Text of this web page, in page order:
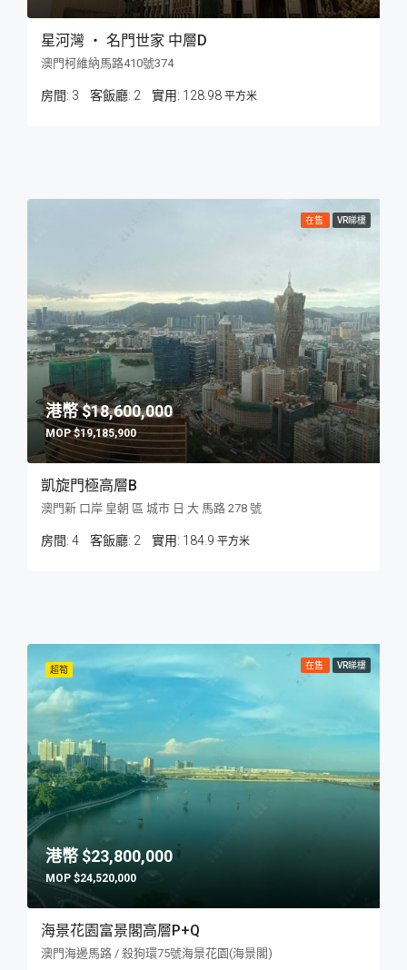
星河灣 ‧ 名門世家 中層D
澳門柯維納馬路410號374
房間: 3 客飯廳: 2 128.98 平方米
在售 VR睇樓
$18,600,000
$19,185,900
凱旋門極高層B
澳門新 口岸 皇朝 區 城市 日 大 馬路 278 號
房間: 4 客飯廳: 2 184.9 平方米
超筍 在售 VR睇樓
$23,800,000
$24,520,000
海景花園富景閣高層P+Q
澳門海邊馬路 / 殺狗環75號海景花園(海景閣)